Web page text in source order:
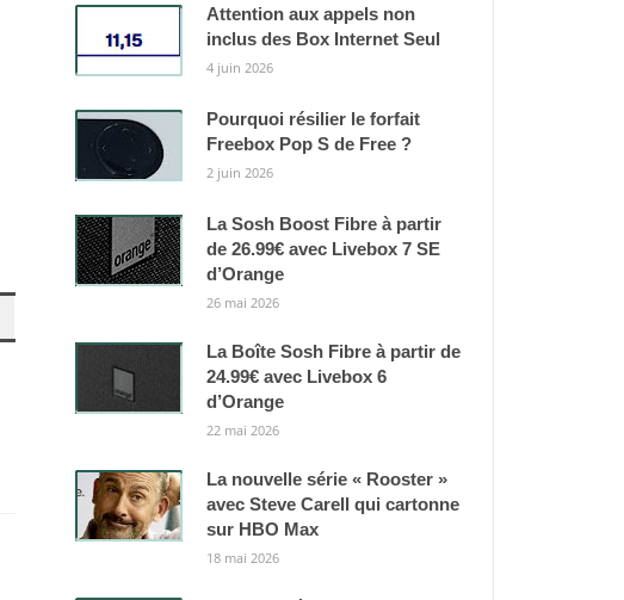
Attention aux appels non
inclus des Box Internet Seul
4 juin 2026
Pourquoi résilier le forfait
Freebox Pop S de Free ?
2 juin 2026
La Sosh Boost Fibre à partir
de 26.99€ avec Livebox 7 SE
d’Orange
26 mai 2026
La Boîte Sosh Fibre à partir de
24.99€ avec Livebox 6
d’Orange
22 mai 2026
La nouvelle série « Rooster »
avec Steve Carell qui cartonne
sur HBO Max
18 mai 2026